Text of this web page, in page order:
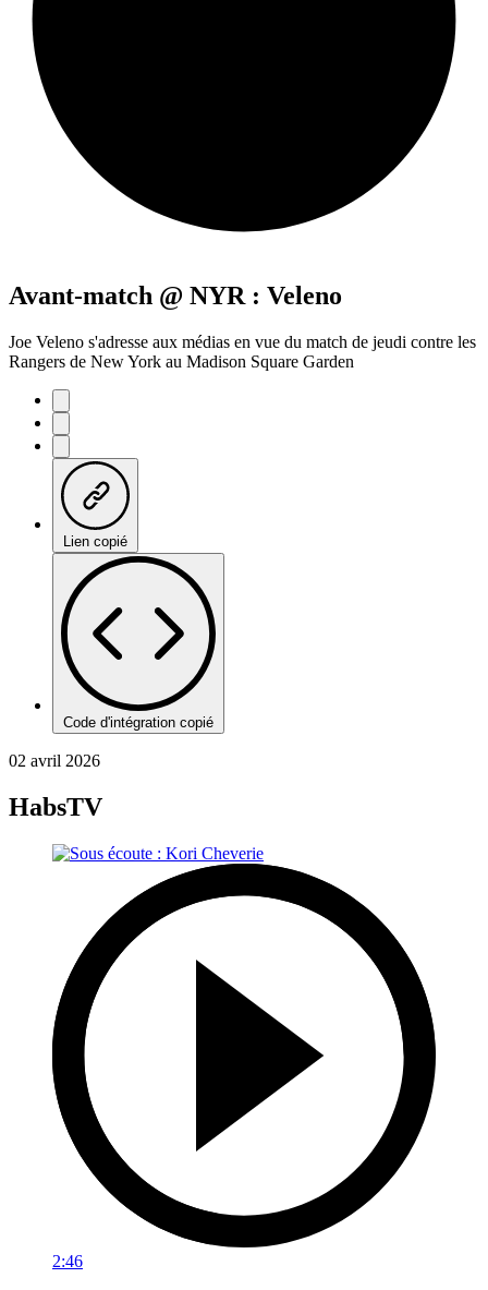
Avant-match @ NYR : Veleno
Joe Veleno s'adresse aux médias en vue du match de jeudi contre les
Rangers de New York au Madison Square Garden
Lien copié
Code d'intégration copié
02 avril 2026
HabsTV
2:46